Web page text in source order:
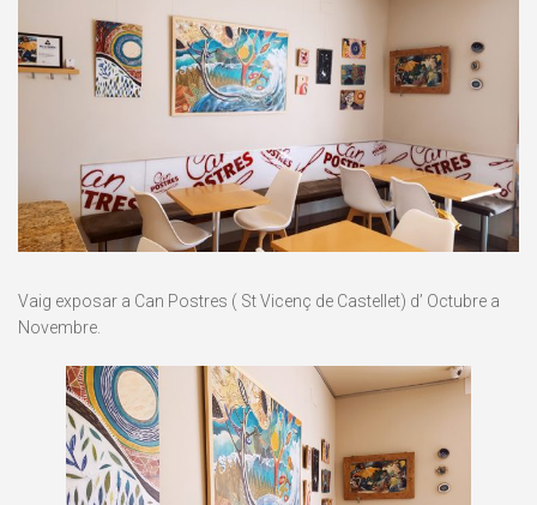
Vaig exposar a Can Postres ( St Vicenç de Castellet) d’ Octubre a
Novembre.